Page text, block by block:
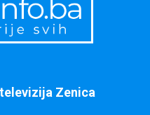
Zenica